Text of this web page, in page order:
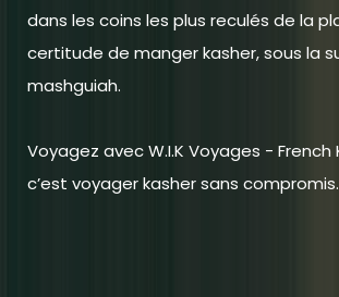
dans les coins les plus reculés de la
certitude de manger kasher, sous la
mashguiah.
Voyagez avec W.I.K Voyages - French
c’est voyager kasher sans